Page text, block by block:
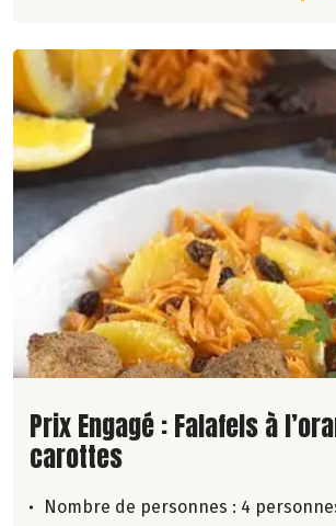
Lire la suite de la recette
Prix Engagé : Falafels à
carottes
Nombre de personnes : 4